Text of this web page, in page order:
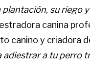
su riego
canina
canino y criadora
adiestrar a tu perro